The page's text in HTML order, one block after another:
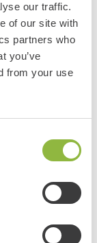
our traffic.
of our site with
partners who
you’ve
from your use